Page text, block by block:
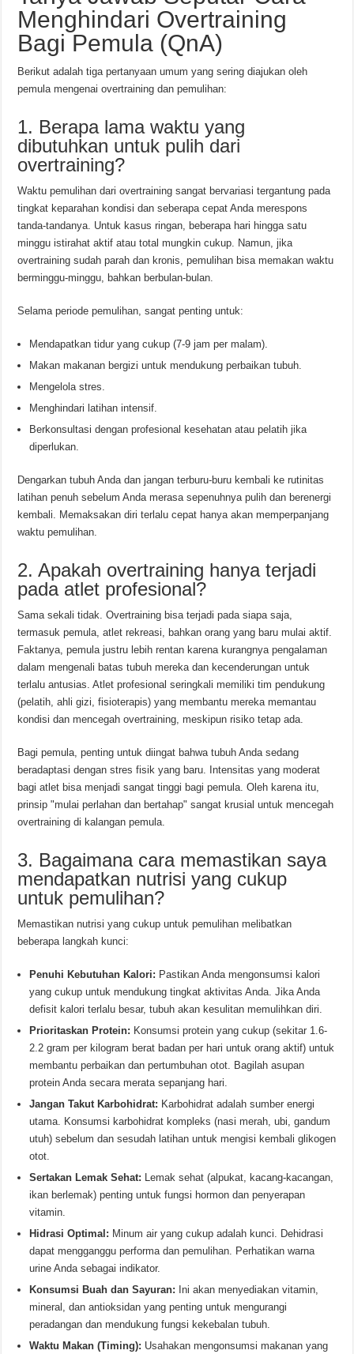
Menghindari Overtraining
Bagi Pemula (QnA)
Berikut adalah tiga pertanyaan umum yang sering diajukan oleh
pemula mengenai overtraining dan pemulihan:
1. Berapa lama waktu yang
dibutuhkan untuk pulih dari
overtraining?
Waktu pemulihan dari overtraining sangat bervariasi tergantung pada
tingkat keparahan kondisi dan seberapa cepat Anda merespons
tanda-tandanya. Untuk kasus ringan, beberapa hari hingga satu
minggu istirahat aktif atau total mungkin cukup. Namun, jika
overtraining sudah parah dan kronis, pemulihan bisa memakan waktu
berminggu-minggu, bahkan berbulan-bulan.
Selama periode pemulihan, sangat penting untuk:
Mendapatkan tidur yang cukup (7-9 jam per malam).
Makan makanan bergizi untuk mendukung perbaikan tubuh.
Mengelola stres.
Menghindari latihan intensif.
Berkonsultasi dengan profesional kesehatan atau pelatih jika
diperlukan.
Dengarkan tubuh Anda dan jangan terburu-buru kembali ke rutinitas
latihan penuh sebelum Anda merasa sepenuhnya pulih dan berenergi
kembali. Memaksakan diri terlalu cepat hanya akan memperpanjang
waktu pemulihan.
2. Apakah overtraining hanya terjadi
pada atlet profesional?
Sama sekali tidak. Overtraining bisa terjadi pada siapa saja,
termasuk pemula, atlet rekreasi, bahkan orang yang baru mulai aktif.
Faktanya, pemula justru lebih rentan karena kurangnya pengalaman
dalam mengenali batas tubuh mereka dan kecenderungan untuk
terlalu antusias. Atlet profesional seringkali memiliki tim pendukung
(pelatih, ahli gizi, fisioterapis) yang membantu mereka memantau
kondisi dan mencegah overtraining, meskipun risiko tetap ada.
Bagi pemula, penting untuk diingat bahwa tubuh Anda sedang
beradaptasi dengan stres fisik yang baru. Intensitas yang moderat
bagi atlet bisa menjadi sangat tinggi bagi pemula. Oleh karena itu,
prinsip "mulai perlahan dan bertahap" sangat krusial untuk mencegah
overtraining di kalangan pemula.
3. Bagaimana cara memastikan saya
mendapatkan nutrisi yang cukup
untuk pemulihan?
Memastikan nutrisi yang cukup untuk pemulihan melibatkan
beberapa langkah kunci:
Penuhi Kebutuhan Kalori: Pastikan Anda mengonsumsi kalori
yang cukup untuk mendukung tingkat aktivitas Anda. Jika Anda
defisit kalori terlalu besar, tubuh akan kesulitan memulihkan diri.
Prioritaskan Protein: Konsumsi protein yang cukup (sekitar 1.6-
2.2 gram per kilogram berat badan per hari untuk orang aktif) untuk
membantu perbaikan dan pertumbuhan otot. Bagilah asupan
protein Anda secara merata sepanjang hari.
Jangan Takut Karbohidrat: Karbohidrat adalah sumber energi
utama. Konsumsi karbohidrat kompleks (nasi merah, ubi, gandum
utuh) sebelum dan sesudah latihan untuk mengisi kembali glikogen
otot.
Sertakan Lemak Sehat: Lemak sehat (alpukat, kacang-kacangan,
ikan berlemak) penting untuk fungsi hormon dan penyerapan
vitamin.
Hidrasi Optimal: Minum air yang cukup adalah kunci. Dehidrasi
dapat mengganggu performa dan pemulihan. Perhatikan warna
urine Anda sebagai indikator.
Konsumsi Buah dan Sayuran: Ini akan menyediakan vitamin,
mineral, dan antioksidan yang penting untuk mengurangi
peradangan dan mendukung fungsi kekebalan tubuh.
Waktu Makan (Timing): Usahakan mengonsumsi makanan yang